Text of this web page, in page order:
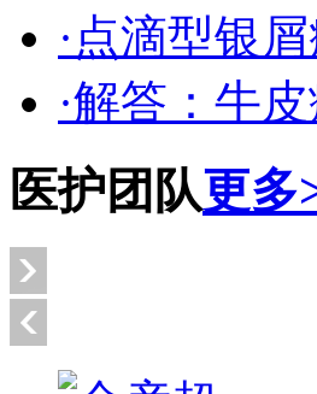
·点滴型银
·解答：牛
医护团队更多